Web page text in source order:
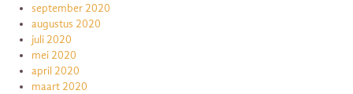
september 2020
augustus 2020
juli 2020
mei 2020
april 2020
maart 2020